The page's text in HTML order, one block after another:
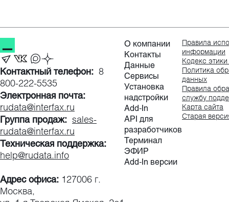
Контактный телефон: 8
800-222-5535
Электронная почта:
rudata@interfax.ru
Группа продаж: sales-
rudata@interfax.ru
Техническая поддержка:
help@rudata.info
Адрес офиса: 127006 г.
Москва,
О компании
Контакты
Данные
Сервисы
Установка
надстройки
Add-In
API для
разработчиков
Терминал
ЭФИР
Add-In версии
Правила
информации
Кодекс
Политика
данных
Правила
службу
Карта сайта
Старая